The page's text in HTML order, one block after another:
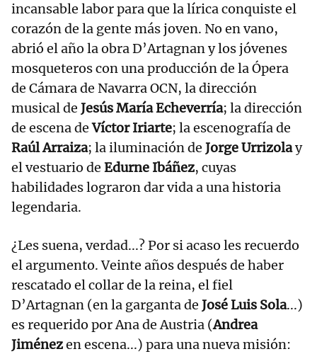
incansable labor para que la lírica conquiste el
corazón de la gente más joven. No en vano,
abrió el año la obra D’Artagnan y los jóvenes
mosqueteros con una producción de la Ópera
de Cámara de Navarra OCN, la dirección
musical de Jesús María Echeverría; la dirección
de escena deVíctor Iriarte; la escenografía de
Raúl Arraiza; la iluminación de Jorge Urrizolay
el vestuario de Edurne Ibáñez, cuyas
habilidades lograron dar vida a una historia
legendaria.
¿Les suena, verdad...? Por si acaso les recuerdo
el argumento. Veinte años después de haber
rescatado el collar de la reina, el fiel
D’Artagnan (en la garganta de José Luis Sola...)
es requerido por Ana de Austria (Andrea
Jiménezen escena...) para una nueva misión: